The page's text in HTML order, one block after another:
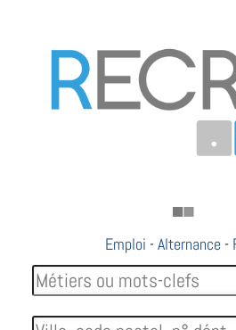
Emploi -Alternance -